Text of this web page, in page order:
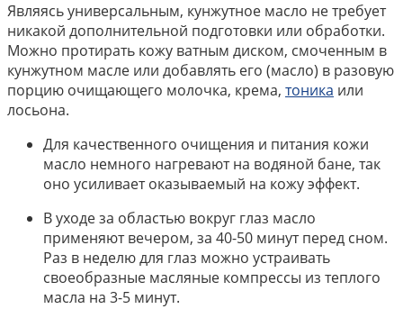
Являясь универсальным, кунжутное масло не требует
никакой дополнительной подготовки или обработки.
Можно протирать кожу ватным диском, смоченным в
кунжутном масле или добавлять его (масло) в разовую
порцию очищающего молочка, крема, тоника или
лосьона.
Для качественного очищения и питания кожи
масло немного нагревают на водяной бане, так
оно усиливает оказываемый на кожу эффект.
В уходе за областью вокруг глаз масло
применяют вечером, за 40-50 минут перед сном.
Раз в неделю для глаз можно устраивать
своеобразные масляные компрессы из теплого
масла на 3-5 минут.